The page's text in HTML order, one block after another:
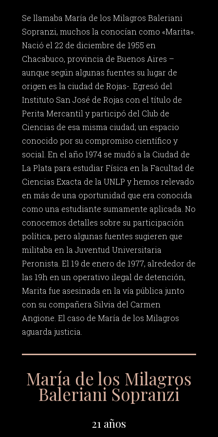
Se llamaba María de los Milagros Baleriani
Sopranzi, muchos la conocían como «Marita».
Nació el 22 de diciembre de 1955 en
Chacabuco, provincia de Buenos Aires –
aunque según algunas fuentes su lugar de
origen es la ciudad de Rojas-. Egresó del
Instituto San José de Rojas con el título de
Perita Mercantil y participó del Club de
Ciencias de esa misma ciudad; un espacio
conocido por su compromiso científico y
social. En el año 1974 se mudó a la Ciudad de
La Plata para estudiar Física en la Facultad de
Ciencias Exacta de la UNLP y hemos relevado
en más de una oportunidad que era conocida
como una estudiante sumamente aplicada. No
conocemos detalles sobre su participación
política, pero algunas fuentes sugieren que
militaba en la Juventud Universitaria
Peronista. El 19 de enero de 1977, alrededor de
las 19h en un operativo ilegal de detención,
Marita fue asesinada en la vía pública junto
con su compañera Silvia del Carmen
Angione. El caso de María de los Milagros
aguarda justicia.
María de los Milagros
Baleriani Sopranzi
21 años